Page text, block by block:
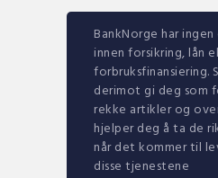
BankNorge har
innen forsikring, lån
forbruksfinansiering.
derimot gi deg som
rekke artikler og
hjelper deg å ta de
når det kommer til
disse tjenestene